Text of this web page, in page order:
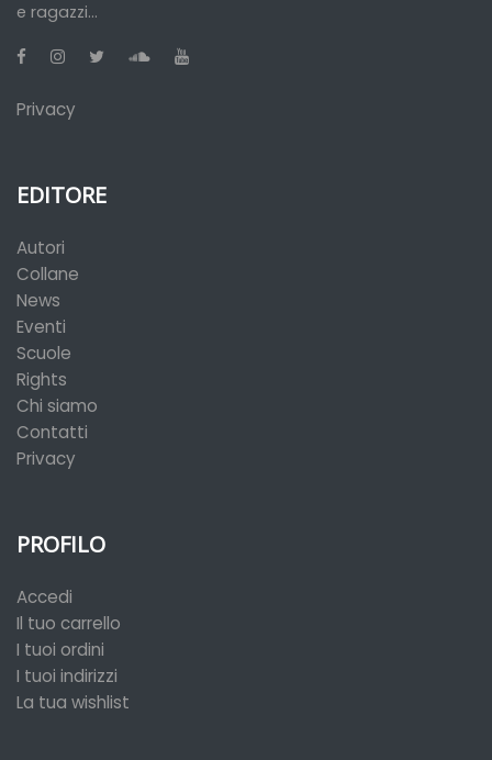
e ragazzi...
Privacy
EDITORE
Autori
Collane
News
Eventi
Scuole
Rights
Chi siamo
Contatti
Privacy
PROFILO
Accedi
Il tuo carrello
I tuoi ordini
I tuoi indirizzi
La tua wishlist